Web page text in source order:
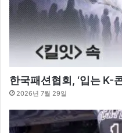
한국패션협회, ‘입는 K-
2026년 7월 29일